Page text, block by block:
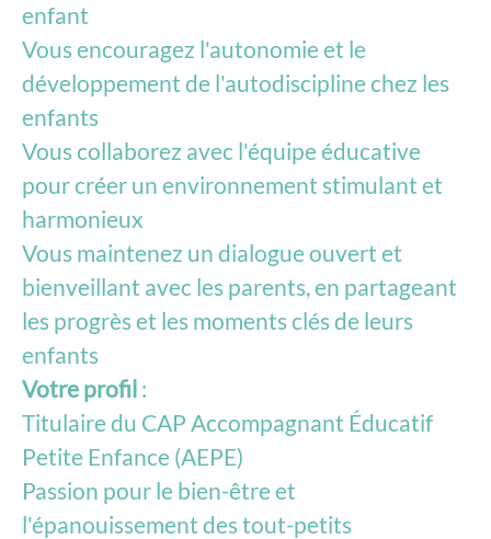
enfant
Vous encouragez l'autonomie et le
développement de l'autodiscipline chez les
enfants
Vous collaborez avec l'équipe éducative
pour créer un environnement stimulant et
harmonieux
Vous maintenez un dialogue ouvert et
bienveillant avec les parents, en partageant
les progrès et les moments clés de leurs
enfants
Votre profil :
Titulaire du CAP Accompagnant Éducatif
Petite Enfance (AEPE)
Passion pour le bien-être et
l'épanouissement des tout-petits